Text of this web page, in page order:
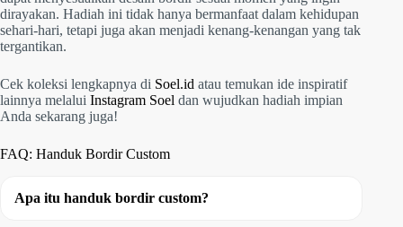
dirayakan. Hadiah ini tidak hanya bermanfaat dalam kehidupan
sehari-hari, tetapi juga akan menjadi kenang-kenangan yang tak
tergantikan.
Cek koleksi lengkapnya di Soel.id atau temukan ide inspiratif
lainnya melalui Instagram Soel dan wujudkan hadiah impian
Anda sekarang juga!
FAQ: Handuk Bordir Custom
Apa itu handuk bordir custom?